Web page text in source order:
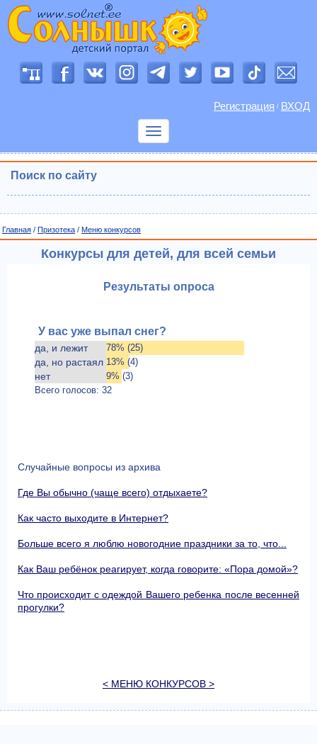
Регистрация / ВХОД
Показать
Поиск по сайту
Главная / Призотека / Меню конкурсов
Конкурсы для детей, для всей семьи
Результаты опроса
У вас уже выпал снег?
да, и лежит 78% (25)
да, но растаял 13% (4)
нет
9% (3)
Всего голосов: 32
Случайные вопросы из архива
Где Вы обычно (чаще всего) отдыхаете?
Как часто выходите в Интернет?
Больше всего я люблю новогодние праздники за то, что...
Как Ваш ребёнок реагирует, когда говорите: «Пора домой»?
Что происходит с одеждой Вашего ребенка после весенней
прогулки?
< МЕНЮ КОНКУРСОВ >